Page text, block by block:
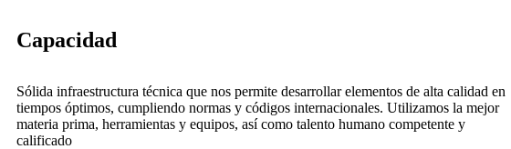
Capacidad
Sólida infraestructura técnica que nos permite desarrollar elementos de alta calidad en
tiempos óptimos, cumpliendo normas y códigos internacionales. Utilizamos la mejor
materia prima, herramientas y equipos, así como talento humano competente y
calificado